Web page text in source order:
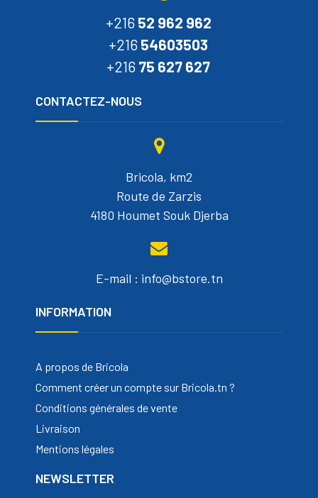
+216 52 962 962
+216 54603503
+216 75 627 627
CONTACTEZ-NOUS
Bricola, km2
Route de Zarzis
4180 Houmet Souk Djerba
E-mail : info@bstore.tn
INFORMATION
A propos de Bricola
Comment créer un compte sur Bricola.tn ?
Conditions générales de vente
Livraison
Mentions légales
NEWSLETTER